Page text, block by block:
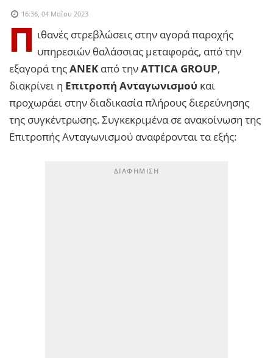
16:36, 04 Μαΐου 2023
Π
ιθανές στρεβλώσεις στην αγορά παροχής
υπηρεσιών θαλάσσιας μεταφοράς, από την
εξαγορά τηςΑΝΕΚ από τηνATTICA GROUP,
διακρίνει η Επιτροπή Ανταγωνισμού και
προχωράει στην διαδικασία πλήρους διερεύνησης
της συγκέντρωσης. Συγκεκριμένα σε ανακοίνωση της
Επιτροπής Ανταγωνισμού αναφέρονται τα εξής: